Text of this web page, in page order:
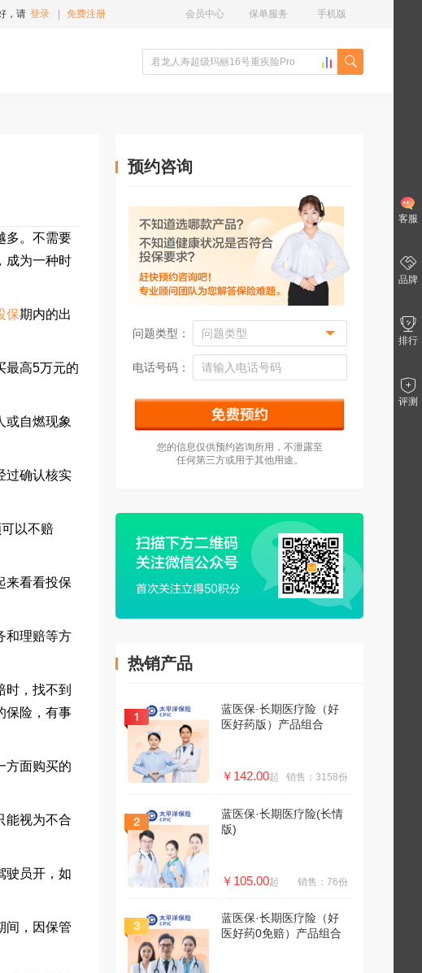
，请 登录 免费注册 手机版
保单服务
会员中心
多。不需要
成为一种时
保期内的出
最高5万元的
或自燃现象
过确认核实
以不赔
来看看投保
和理赔等方
，找不到
保险，有事
方面购买的
能视为不合
驶员开，如
间，因保管
预约咨询
问题类型：
电话号码：
您的信息仅供预约咨询所用，不泄露至
任何第三方或用于其他用途。
热销产品
蓝医保·长期医疗险（好
医好药版）产品组合
￥142.00起 销售：3158份
蓝医保·长期医疗险(长情
版)
￥105.00起 销售：76份
蓝医保·长期医疗险（好
医好药0免赔）产品组合
客服
品牌
排行
评测